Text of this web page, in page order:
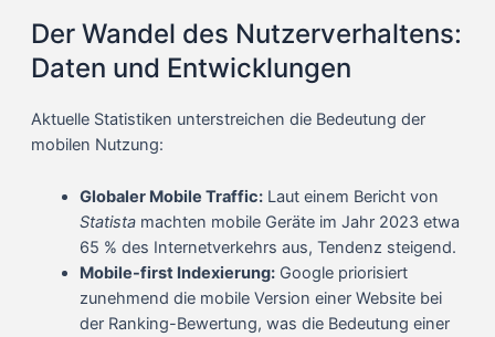
Der Wandel des Nutzerverhaltens:
Daten und Entwicklungen
Aktuelle Statistiken unterstreichen die Bedeutung der
mobilen Nutzung:
Globaler Mobile Traffic:Laut einem Bericht von
Statistamachten mobile Geräte im Jahr 2023 etwa
65 % des Internetverkehrs aus, Tendenz steigend.
Mobile-first Indexierung:Google priorisiert
zunehmend die mobile Version einer Website bei
der Ranking-Bewertung, was die Bedeutung einer